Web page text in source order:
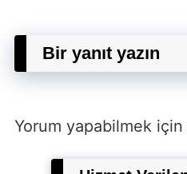
Bir yanıt yazın
Yorum yapabilmek için